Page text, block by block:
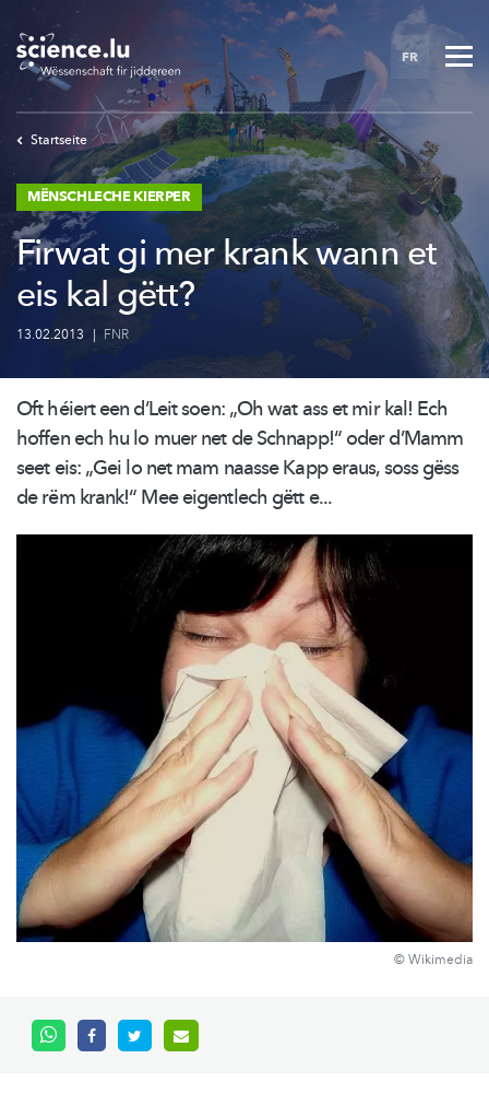
to
main
content
FR
Startseite
MËNSCHLECHE KIERPER
Firwat gi mer krank wann et
eis kal gëtt?
13.02.2013 | FNR
Oft héiert een d’Leit soen: „Oh wat ass et mir kal! Ech
hoffen ech hu lo muer net de Schnapp!“ oder d’Mamm
seet eis: „Gei lo net mam naasse Kapp eraus, soss gëss
de rëm krank!“ Mee eigentlech gëtt e...
© Wikimedia